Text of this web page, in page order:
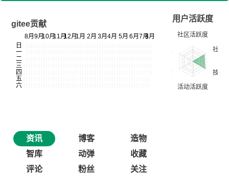
gitee贡献
用户活跃度
资讯 博客
造物
智库
动弹
收藏
评论
粉丝 关注